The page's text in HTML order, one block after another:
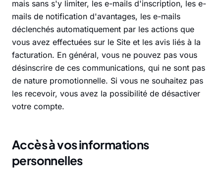
mais sans s'y limiter, les e-mails d'inscription, les e-
mails de notification d'avantages, les e-mails
déclenchés automatiquement par les actions que
vous avez effectuées sur le Site et les avis liés à la
facturation. En général, vous ne pouvez pas vous
désinscrire de ces communications, qui ne sont pas
de nature promotionnelle. Si vous ne souhaitez pas
les recevoir, vous avez la possibilité de désactiver
votre compte.
Accès à vos informations
personnelles